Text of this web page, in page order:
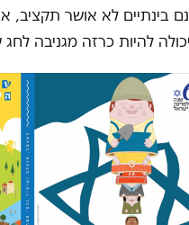
בינתיים לא אושר תקציב,
להיות כרזה מגניבה